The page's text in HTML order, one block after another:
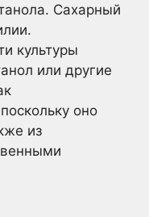
Сахарный
культуры
или другие
оно
из